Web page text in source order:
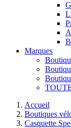
Marques
Accueil
Boutiques
Casquette